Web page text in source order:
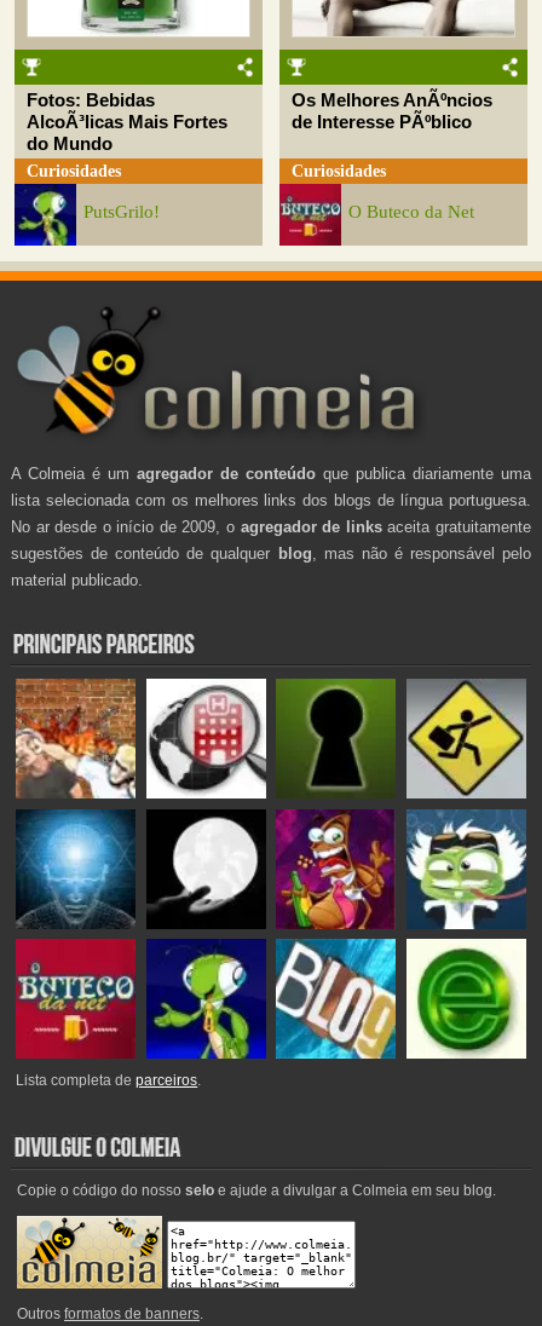
Fotos: Bebidas
AlcoÃ³licas Mais Fortes
do Mundo
Curiosidades
PutsGrilo!
Os Melhores AnÃºncios
de Interesse PÃºblico
Curiosidades
O Buteco da Net
A Colmeia é um agregador de conteúdo que publica diariamente uma
lista selecionada com os melhores links dos blogs de língua portuguesa.
No ar desde o início de 2009, o agregador de linksaceita gratuitamente
sugestões de conteúdo de qualquer blog , mas não é responsável pelo
material publicado.
Lista completa deparceiros.
Copie o código do nosso seloe ajude a divulgar a Colmeia em seu blog.
Outros formatos de banners.